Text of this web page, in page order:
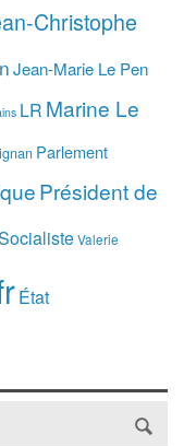
Christophe
Jean-Marie Le Pen
LR Marine Le
Parlement
Président de
Valerie
État